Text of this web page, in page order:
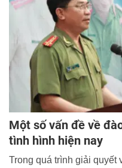
Một số vấn đề về
tình hình hiện nay
Trong quá trình giải quyết